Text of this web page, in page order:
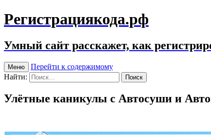
Регистрациякода.рф
Умный сайт расскажет, как
Меню
Перейти к содержимому
Найти:
Улётные каникулы c Автосуши и